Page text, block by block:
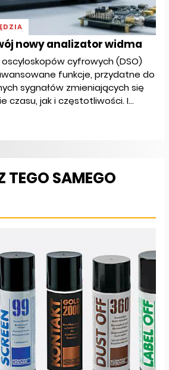
nowy analizator widma
cyfrowych (DSO)
funkcje, przydatne do
sygnałów zmieniających się
czasu, jak i częstotliwości. I...
TEGO SAMEGO